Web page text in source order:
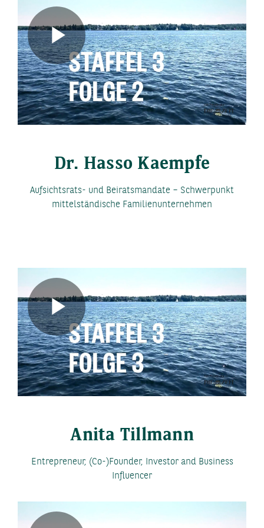
Play
Video
Dr. Hasso Kaempfe
Aufsichtsrats- und Beiratsmandate – Schwerpunkt
mittelständische Familienunternehmen
Play
Video
Anita Tillmann
Entrepreneur, (Co-)Founder, Investor and Business
Influencer